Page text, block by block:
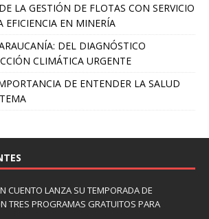
LA GESTIÓN DE FLOTAS CON SERVICIO
EFICIENCIA EN MINERÍA
DEL DIAGNÓSTICO
CLIMÁTICA URGENTE
DE ENTENDER LA SALUD
CUENTO LANZA SU TEMPORADA DE
TRES PROGRAMAS GRATUITOS PARA